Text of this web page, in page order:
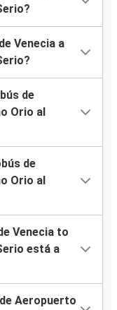
Venecia a
de
Orio al
de
Orio al
Venecia to
está a
Aeropuerto